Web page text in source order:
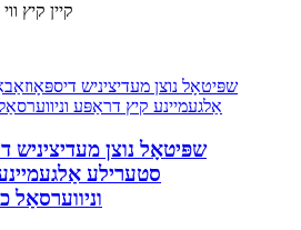
קיין קיץ
שפּיטאָל נוצן מעדיציניש
סטערילע
וניווערסאַל